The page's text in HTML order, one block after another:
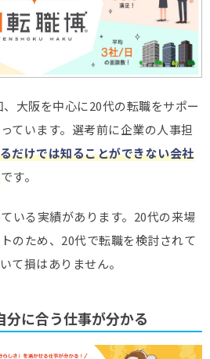
大阪を中心に20代の転職をサポー
ています。選考前に企業の人事担
だけでは知ることができない会社
です。
いる実績があります。20代の来場
のため、20代で転職を検討されて
て損はありません。
分に合う仕事が分かる